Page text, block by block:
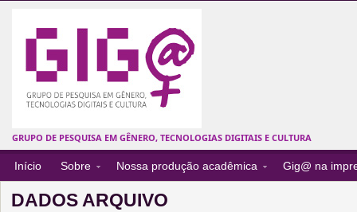
GRUPO DE PESQUISA EM GÊNERO, TECNOLOGIAS DIGITAIS E CULTURA
Início Sobre Nossa produção acadêmica Gig@ na
DADOS ARQUIVO